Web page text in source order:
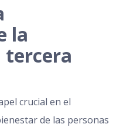
la
tercera
crucial en el
de las personas